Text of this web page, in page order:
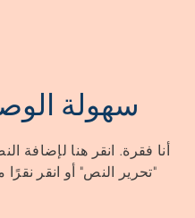
سهولة
أنا فقرة. انقر هنا
"تحرير النص" أو انقر